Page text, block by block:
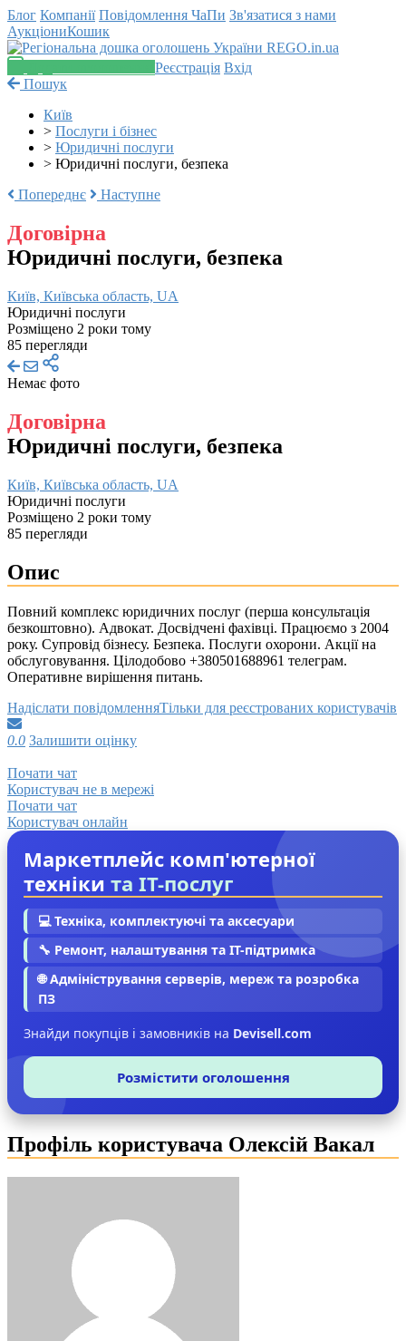
Блог Компанії Повідомлення ЧаПи Зв'язатися з нами
АукціониКошик
Реєстрація Вхід
Пошук
Київ
> Послуги і бізнес
> Юридичні послуги
> Юридичні послуги, безпека
Попереднє
Наступне
Договірна
Юридичні послуги, безпека
Київ, Київська область, UA
Юридичні послуги
Розміщено 2 роки тому
85 перегляди
Немає фото
Договірна
Юридичні послуги, безпека
Київ, Київська область, UA
Юридичні послуги
Розміщено 2 роки тому
85 перегляди
Опис
Повний комплекс юридичних послуг (перша консультація
безкоштовно). Адвокат. Досвідчені фахівці. Працюємо з 2004
року. Супровід бізнесу. Безпека. Послуги охорони. Акції на
обслуговування. Цілодобово +380501688961 телеграм.
Оперативне вирішення питань.
Надіслати повідомленняТільки для реєстрованих користувачів
0.0 Залишити оцінку
Почати чат
Користувач не в мережі
Почати чат
Користувач онлайн
Маркетплейс комп'ютерної
техніки та IT-послуг
💻 Техніка, комплектуючі та аксесуари
🔧 Ремонт, налаштування та IT-підтримка
🌐 Адміністрування серверів, мереж та розробка
ПЗ
Знайди покупців і замовників на Devisell.com
Розмістити оголошення
Профіль користувача Олексій Вакал